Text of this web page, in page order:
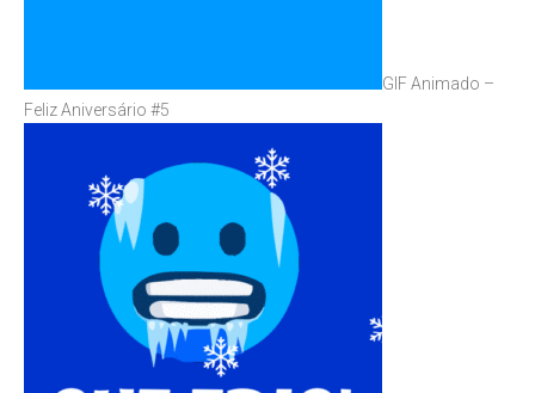
GIF Animado –
Feliz Aniversário #5